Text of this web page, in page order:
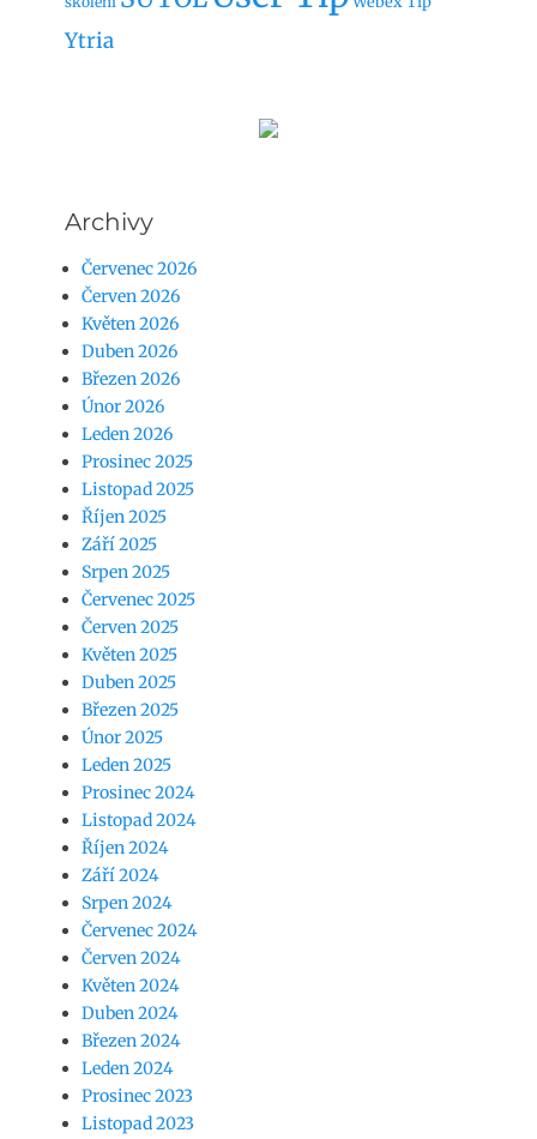
Ytria
Archivy
Červenec 2026
Červen 2026
Květen 2026
Duben 2026
Březen 2026
Únor 2026
Leden 2026
Prosinec 2025
Listopad 2025
Říjen 2025
Září 2025
Srpen 2025
Červenec 2025
Červen 2025
Květen 2025
Duben 2025
Březen 2025
Únor 2025
Leden 2025
Prosinec 2024
Listopad 2024
Říjen 2024
Září 2024
Srpen 2024
Červenec 2024
Červen 2024
Květen 2024
Duben 2024
Březen 2024
Leden 2024
Prosinec 2023
Listopad 2023